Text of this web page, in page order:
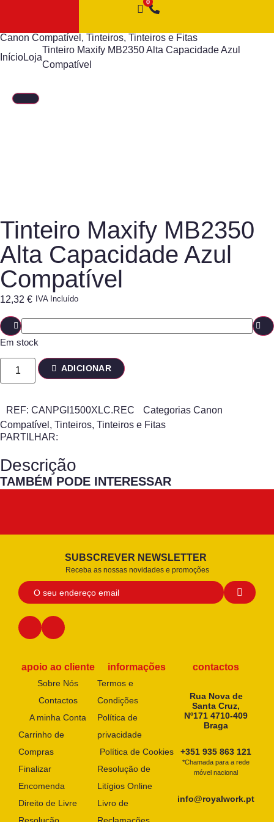
Canon Compatível , Tinteiros, Tinteiros e Fitas
InícioLoja
Tinteiro Maxify MB2350 Alta Capacidade Azul
Compatível
Tinteiro Maxify MB2350
Alta Capacidade Azul
Compatível
12,32 € IVA Incluído
Em stock
ADICIONAR
REF: CANPGI1500XLC.REC Categorias Canon
Compatível , Tinteiros, Tinteiros e Fitas
PARTILHAR:
Descrição
TAMBÉM PODE INTERESSAR
SUBSCREVER NEWSLETTER
Receba as nossas novidades e promoções
apoio ao cliente
Sobre Nós
Contactos
A minha Conta
Carrinho de
Compras
Finalizar
Encomenda
Direito de Livre
informações
Termos e
Condições
Política de
privacidade
Política de Cookies
Resolução de
Litígios Online
Livro de
contactos
Rua Nova de
Santa Cruz,
Nº171 4710-409
Braga
+351 935 863 121
*Chamada para a rede
móvel nacional
info@royalwork.pt